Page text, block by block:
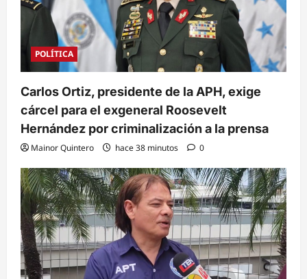
POLÍTICA
Carlos Ortiz, presidente de la APH, exige
cárcel para el exgeneral Roosevelt
Hernández por criminalización a la prensa
Mainor Quintero hace 38 minutos 0